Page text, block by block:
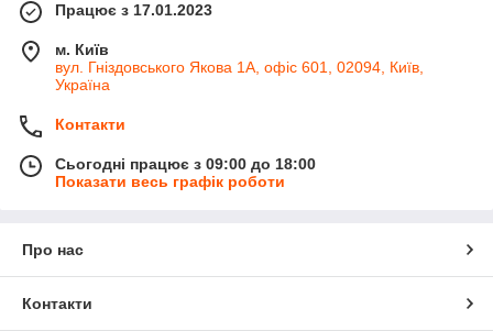
Працює з 17.01.2023
м. Київ
вул. Гніздовського Якова 1А, офіс 601, 02094, Київ,
Україна
Контакти
Сьогодні працює з 09:00 до 18:00
Показати весь графік роботи
Про нас
Контакти